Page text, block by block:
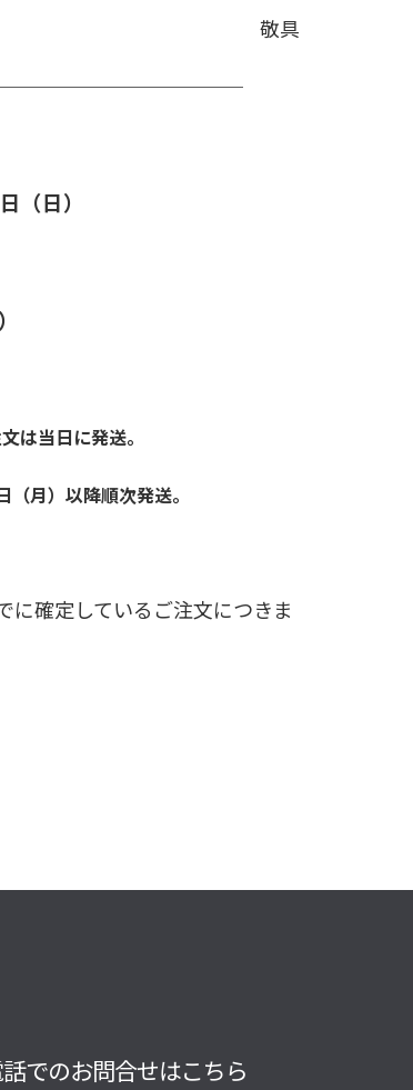
敬具
日）
は当日に発送。
（月）以降順次発送。
に確定しているご注文につきま
でのお問合せはこちら